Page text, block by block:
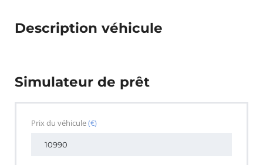
Description véhicule
Simulateur de prêt
Prix du véhicule(€)